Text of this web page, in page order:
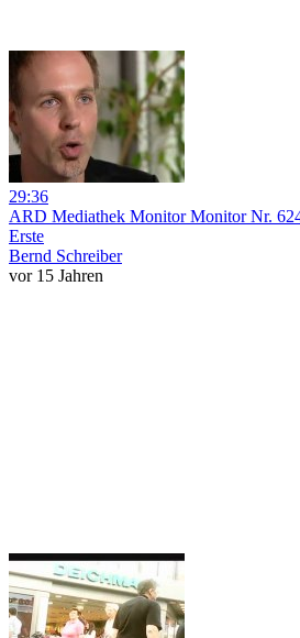
29:36
ARD Mediathek Monitor Monitor Nr.
Erste
Bernd Schreiber
vor 15 Jahren